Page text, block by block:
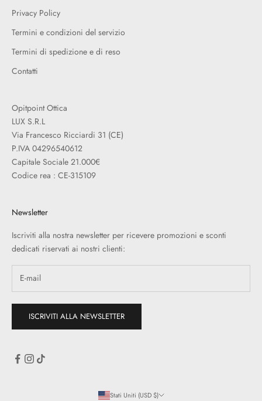
Privacy Policy
Termini e condizioni del servizio
Termini di spedizione e di reso
Contatti
Opitpoint Ottica
LUX S.R.L
Via Francesco Ricciardi 31 (CE)
P.IVA 04296540612
Capitale Sociale 21.000€
Codice rea : CE-315109
Newsletter
Iscriviti alla nostra newsletter per ricevere promozioni e sconti
dedicati riservati ai nostri clienti:
ISCRIVITI ALLA NEWSLETTER
Stati Uniti (USD $)